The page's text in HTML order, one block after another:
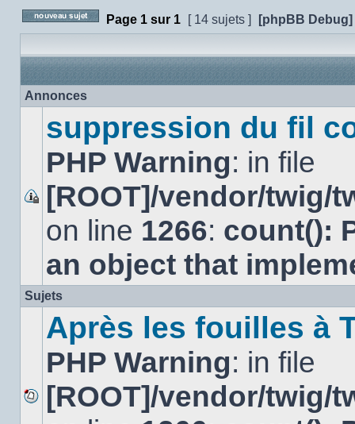
Poster un nouveau sujet
Page 1 sur 1 [ 14 sujets ] [phpBB
Annonces
Ce
sujet
est
vous
pouvez
pas
modifier
de
messages
ou
réponse.
suppression du fil
PHP Warning: in file
[ROOT]/vendor/twig/
on line 1266: count():
an object that
Sujets
Aucun
Après les fouilles à
PHP Warning: in file
[ROOT]/vendor/twig/